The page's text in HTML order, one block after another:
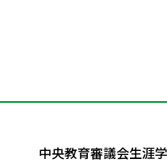
中央教育審議会生涯